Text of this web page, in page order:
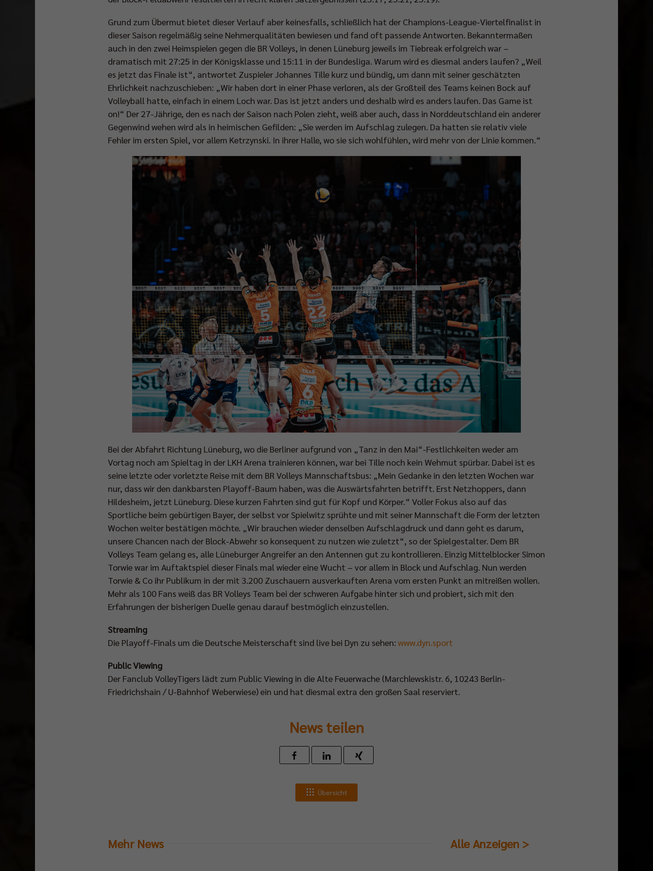
Grund zum Übermut bietet dieser Verlauf aber keinesfalls, schließlich hat der Champions-League-Viertelfinalist in
dieser Saison regelmäßig seine Nehmerqualitäten bewiesen und fand oft passende Antworten. Bekanntermaßen
auch in den zwei Heimspielen gegen die BR Volleys, in denen Lüneburg jeweils im Tiebreak erfolgreich war –
dramatisch mit 27:25 in der Königsklasse und 15:11 in der Bundesliga. Warum wird es diesmal anders laufen? „Weil
es jetzt das Finale ist“, antwortet Zuspieler Johannes Tille kurz und bündig, um dann mit seiner geschätzten
Ehrlichkeit nachzuschieben: „Wir haben dort in einer Phase verloren, als der Großteil des Teams keinen Bock auf
Volleyball hatte, einfach in einem Loch war. Das ist jetzt anders und deshalb wird es anders laufen. Das Game ist
on!“ Der 27-Jährige, den es nach der Saison nach Polen zieht, weiß aber auch, dass in Norddeutschland ein anderer
Gegenwind wehen wird als in heimischen Gefilden: „Sie werden im Aufschlag zulegen. Da hatten sie relativ viele
Fehler im ersten Spiel, vor allem Ketrzynski. In ihrer Halle, wo sie sich wohlfühlen, wird mehr von der Linie kommen.“
Bei der Abfahrt Richtung Lüneburg, wo die Berliner aufgrund von „Tanz in den Mai“-Festlichkeiten weder am
Vortag noch am Spieltag in der LKH Arena trainieren können, war bei Tille noch kein Wehmut spürbar. Dabei ist es
seine letzte oder vorletzte Reise mit dem BR Volleys Mannschaftsbus: „Mein Gedanke in den letzten Wochen war
nur, dass wir den dankbarsten Playoff-Baum haben, was die Auswärtsfahrten betrifft. Erst Netzhoppers, dann
Hildesheim, jetzt Lüneburg. Diese kurzen Fahrten sind gut für Kopf und Körper.“ Voller Fokus also auf das
Sportliche beim gebürtigen Bayer, der selbst vor Spielwitz sprühte und mit seiner Mannschaft die Form der letzten
Wochen weiter bestätigen möchte. „Wir brauchen wieder denselben Aufschlagdruck und dann geht es darum,
unsere Chancen nach der Block-Abwehr so konsequent zu nutzen wie zuletzt“, so der Spielgestalter. Dem BR
Volleys Team gelang es, alle Lüneburger Angreifer an den Antennen gut zu kontrollieren. Einzig Mittelblocker Simon
Torwie war im Auftaktspiel dieser Finals mal wieder eine Wucht – vor allem in Block und Aufschlag. Nun werden
Torwie & Co ihr Publikum in der mit 3.200 Zuschauern ausverkauften Arena vom ersten Punkt an mitreißen wollen.
Mehr als 100 Fans weiß das BR Volleys Team bei der schweren Aufgabe hinter sich und probiert, sich mit den
Erfahrungen der bisherigen Duelle genau darauf bestmöglich einzustellen.
Streaming
Die Playoff-Finals um die Deutsche Meisterschaft sind live bei Dyn zu sehen: www.dyn.sport
Public Viewing
Der Fanclub VolleyTigers lädt zum Public Viewing in die Alte Feuerwache (Marchlewskistr. 6, 10243 Berlin-
Friedrichshain / U-Bahnhof Weberwiese) ein und hat diesmal extra den großen Saal reserviert.
News teilen
Übersicht
Mehr News Alle Anzeigen >